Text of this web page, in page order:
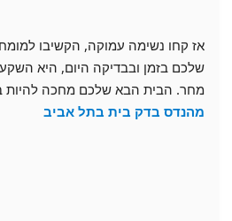
אז קחו נשימה עמוקה, הקשיבו
שלכם בזמן ובבדיקה היום, היא
מחר. הבית הבא שלכם מחכה להיות
מהנדס בדק בית בתל אביב